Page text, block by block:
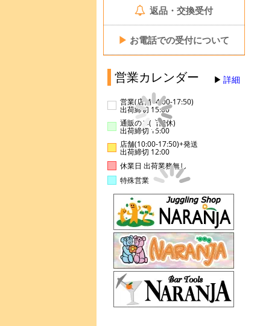
返品・交換受付
▶ お電話での受付について
営業カレンダー 詳細
営業(店舗14:00-17:50)
出荷締切 15:00
通販のみ(店舗休)
出荷締切 15:00
店舗(10:00-17:50)+発送
出荷締切 12:00
休業日 出荷業務無し
特殊営業